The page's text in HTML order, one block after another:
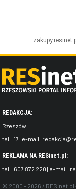
REDAKCJA:
Rzeszów
tel.: 17 | e-mail:
REKLAMA NA RESinet.pl:
tel.: 607 872 220 | e-mail:
© 2000 - 2026 /